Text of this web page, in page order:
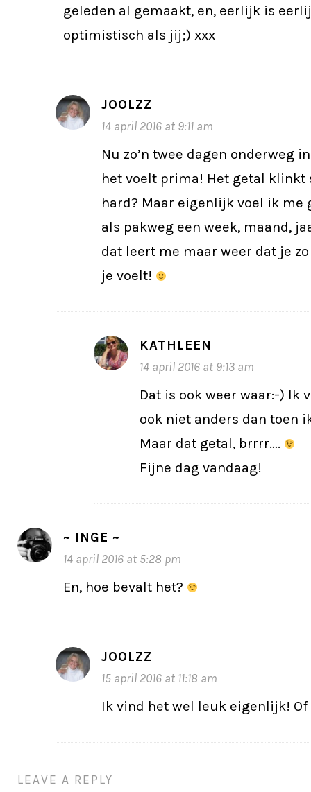
geleden al gemaakt, en, eerlijk is
optimistisch als jij;) xxx
JOOLZZ
14 april 2016 at 9:11 am
Nu zo’n twee dagen onderweg
het voelt prima! Het getal klinkt
hard? Maar eigenlijk voel ik me
als pakweg een week, maand,
dat leert me maar weer dat je
je voelt!
KATHLEEN
14 april 2016 at 9:13 am
Dat is ook weer waar:-) Ik
ook niet anders dan toen
Maar dat getal, brrrr….
Fijne dag vandaag!
~ INGE ~
14 april 2016 at 5:28 pm
En, hoe bevalt het?
JOOLZZ
15 april 2016 at 11:18 am
Ik vind het wel leuk eigenlijk! Of
LEAVE A REPLY